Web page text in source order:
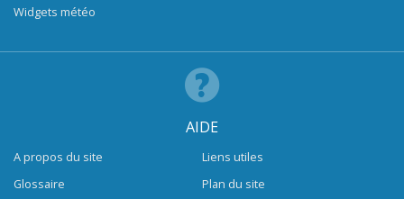
Widgets météo
AIDE
A propos du site
Glossaire
Liens utiles
Plan du site